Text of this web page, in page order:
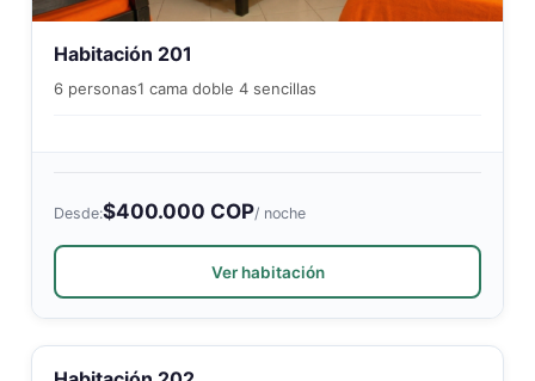
Habitación 201
6 personas1 cama doble 4 sencillas
Desde:$400.000 COP/ noche
Ver habitación